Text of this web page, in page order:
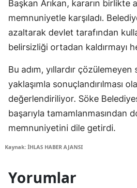
Başkan Arıkan, kararın birlikte
memnuniyetle karşıladı.
azaltarak devlet tarafından
belirsizliği ortadan kaldırmayı
Bu adım, yıllardır
yaklaşımla sonuçlandırılması
değerlendiriliyor. Söke
başarıyla tamamlanmasından
memnuniyetini dile getirdi.
Kaynak: İHLAS HABER AJANSI
Yorumlar